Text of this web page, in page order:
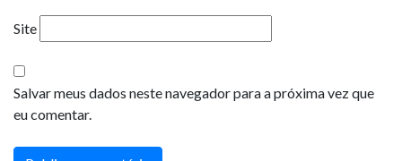
Site
Salvar meus dados neste navegador para a próxima vez que
eu comentar.